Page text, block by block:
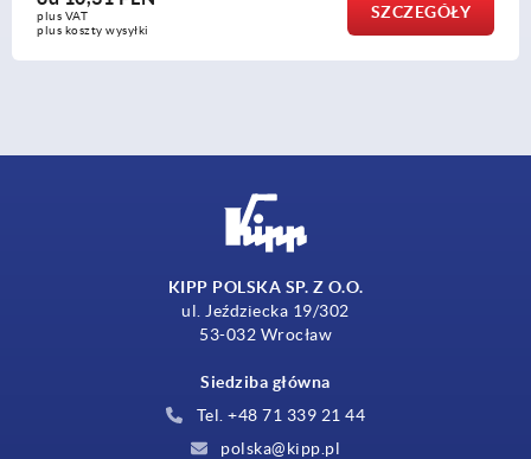
KIPP POLSKA SP. Z O.O.
ul. Jeździecka 19/302
53-032 Wrocław
Siedziba główna
Tel. +48 71 339 21 44
polska@kipp.pl